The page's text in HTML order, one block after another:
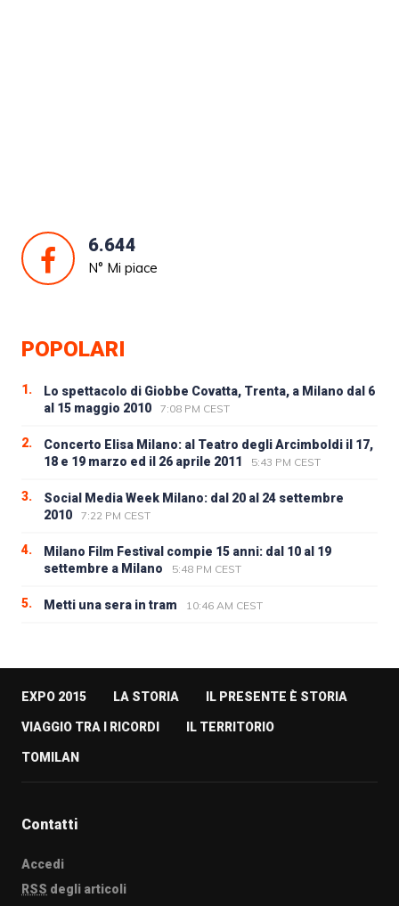
6.644
N° Mi piace
POPOLARI
1.
Lo spettacolo di Giobbe Covatta, Trenta, a Milano dal 6
al 15 maggio 2010
7:08 PM CEST
2.
Concerto Elisa Milano: al Teatro degli Arcimboldi il 17,
18 e 19 marzo ed il 26 aprile 2011
5:43 PM CEST
3.
Social Media Week Milano: dal 20 al 24 settembre
2010
7:22 PM CEST
4.
Milano Film Festival compie 15 anni: dal 10 al 19
settembre a Milano
5:48 PM CEST
5. Metti una sera in tram 10:46 AM CEST
EXPO 2015 LA STORIA IL PRESENTE È STORIA
VIAGGIO TRA I RICORDI IL TERRITORIO
TOMILAN
Contatti
Accedi
RSS degli articoli